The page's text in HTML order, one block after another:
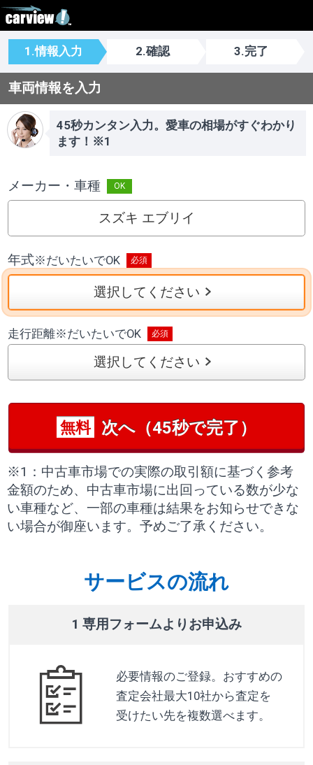
1.情報入力 2.確認 3.完了
車両情報を入力
45秒カンタン入力。愛車の相場がすぐわかり
ます！※1
メーカー・車種
スズキ エブリイ
年式※だいたいでOK
選択してください
走行距離※だいたいでOK
選択してください
無料 次へ（45秒で完了）
※1：中古車市場での実際の取引額に基づく参考
金額のため、中古車市場に出回っている数が少な
い車種など、一部の車種は結果をお知らせできな
い場合が御座います。予めご了承ください。
サービスの流れ
1 専用フォームよりお申込み
必要情報のご登録。おすすめの
査定会社最大10社から査定を
受けたい先を複数選べます。